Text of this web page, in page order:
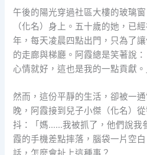
午後的陽光穿過社區大樓的玻璃
（化名）身上。五十歲的她，已
年，每天凌晨四點出門，只為了
的走廊與梯廳。阿霞總是笑著說
心情就好，這也是我的一點貢獻。
然而，這份平靜的生活，卻被一
晚，阿霞接到兒子小傑（化名）
抖：「媽……我被抓了，他們說我
霞的手機差點摔落，腦袋一片空